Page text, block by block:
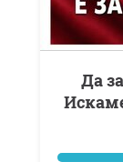
Да защитим „Марица-изток“!